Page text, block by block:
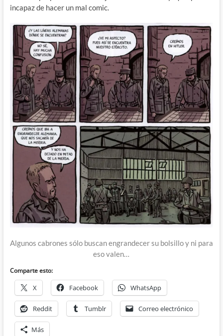
incapaz de hacer un mal comic.
Algunos cabrones sólo buscan engrandecer su bolsillo y ni para
eso valen…
Comparte esto:
X Facebook WhatsApp
Reddit Tumblr Correo electrónico
Más